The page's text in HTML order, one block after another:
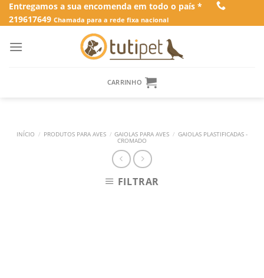
SkipEntregamos a sua encomenda em todo o país *
219617649 Chamada para a rede fixa nacional
CARRINHO
INÍCIO / PRODUTOS PARA AVES / GAIOLAS PARA AVES / GAIOLAS PLASTIFICADAS -
CROMADO
FILTRAR